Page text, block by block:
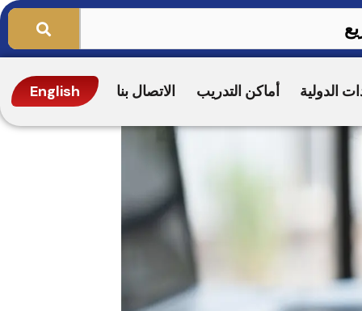
الدولية أماكن التدريب الاتصال بنا English